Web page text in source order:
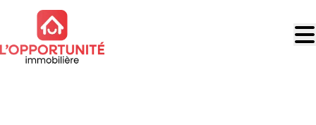
Aller au contenu principal